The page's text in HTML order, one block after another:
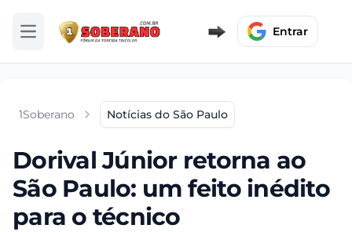
Abrir menu Entrar
1Soberano Notícias do São Paulo
Dorival Júnior retorna ao
São Paulo: um feito inédito
para o técnico